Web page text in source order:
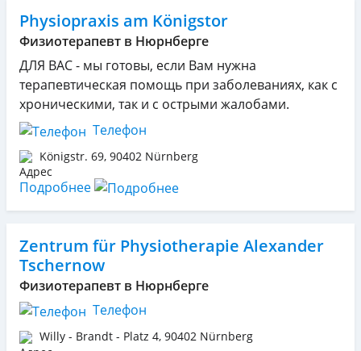
Physiopraxis am Königstor
Физиотерапевт в Нюрнберге
ДЛЯ ВАС - мы готовы, если Вам нужна
терапевтическая помощь при заболеваниях, как с
хроническими, так и с острыми жалобами.
Телефон
Königstr. 69, 90402 Nürnberg
Подробнее
Zentrum für Physiotherapie Alexander
Tschernow
Физиотерапевт в Нюрнберге
Телефон
Willy - Brandt - Platz 4, 90402 Nürnberg